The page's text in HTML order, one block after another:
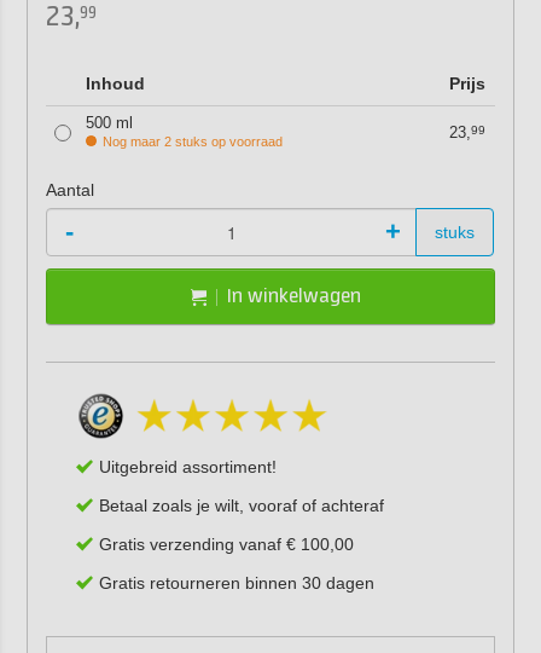
23,99
Inhoud Prijs
500 ml
Nog maar 2 stuks op voorraad 23,99
Aantal
- + stuks
In winkelwagen
Uitgebreid assortiment!
Betaal zoals je wilt, vooraf of achteraf
Gratis verzending vanaf € 100,00
Gratis retourneren binnen 30 dagen